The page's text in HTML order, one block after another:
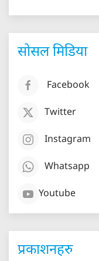
सोसल मिडिया
Facebook
Twitter
Instagram
Whatsapp
Youtube
प्रकाशनहरु